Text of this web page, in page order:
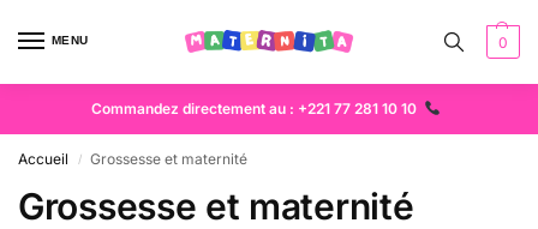
MENU 0
Commandez directement au : +221 77 281 10 10
Accueil / Grossesse et maternité
Grossesse et maternité